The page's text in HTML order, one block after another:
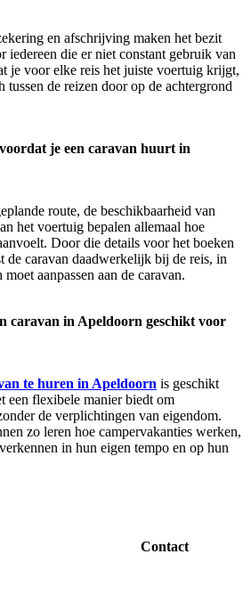
en afschrijving maken het bezit
iedereen die er niet constant gebruik van
je voor elke reis het juiste voertuig krijgt,
tussen de reizen door op de achtergrond
je een caravan huurt in
route, de beschikbaarheid van
het voertuig bepalen allemaal hoe
Door die details voor het boeken
de caravan daadwerkelijk bij de reis, in
aanpassen aan de caravan.
caravan in Apeldoorn geschikt voor
te huren in Apeldoorn is geschikt
een flexibele manier biedt om
de verplichtingen van eigendom.
zo leren hoe campervakanties werken,
in hun eigen tempo en op hun
Contact